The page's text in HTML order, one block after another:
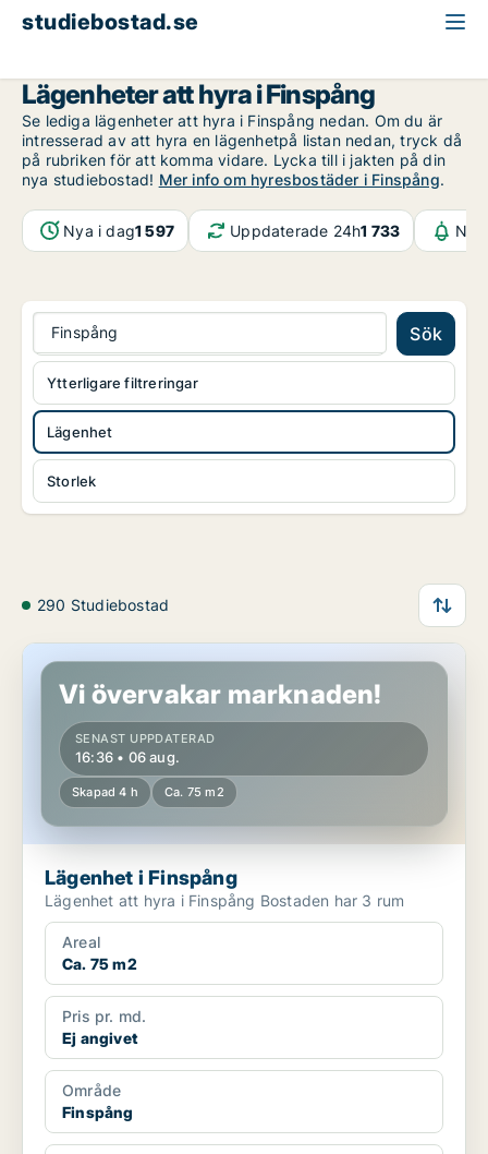
studiebostad.se
Lägenheter att hyra i Finspång
Se lediga lägenheter att hyra i Finspång nedan. Om du är
intresserad av att hyra en lägenhetpå listan nedan, tryck då
på rubriken för att komma vidare. Lycka till i jakten på din
nya studiebostad! Mer info om hyresbostäder i Finspång.
Nya i dag1 597 Uppdaterade 24h1 733
Finspång Sök
Lägenhet
Storlek
Ytterligare filtreringar
290 Studiebostad
Lägenhet i Finspång
Vi övervakar marknaden!
SENAST UPPDATERAD
16:36 • 06 aug.
Skapad 4 h Ca. 75 m2
Lägenhet i Finspång
Lägenhet att hyra i Finspång Bostaden har 3 rum
Areal
Ca. 75 m2
Pris pr. md.
Ej angivet
Område
Finspång